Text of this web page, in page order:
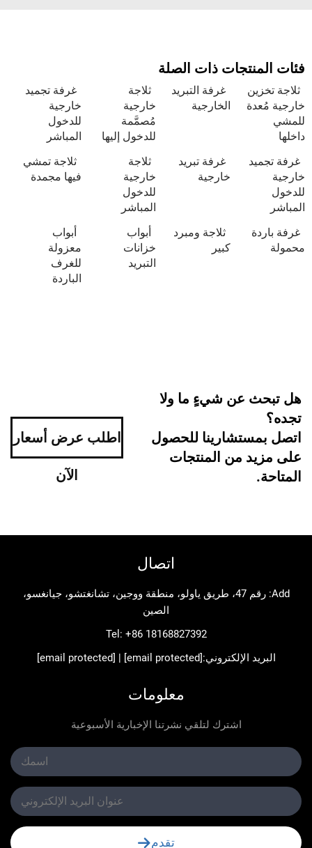
ذات الصلة
غرفة التبريد
الخارجية
ثلاجة
خارجية
للدخول إليها
غرفة تجميد
خارجية
للدخول
المباشر
غرفة تبريد
خارجية
ثلاجة
خارجية
ثلاجة تمشي
فيها مجمدة
ثلاجة ومبرد
كبير
أبواب
أبواب
معزولة
للغرف
عن شيءٍ ما ولا
للحصول
من المنتجات
اطلب عرض أسعار
Add: رقم 47، طريق ياولو، منطقة ووجين، تشانغتشو، جيانغسو،
Tel:+86 18168827392
الإلكتروني:[email protected]
|
[email protected]
معلومات
اشترك لتلقي نشرتنا الإخبارية الأسبوعية